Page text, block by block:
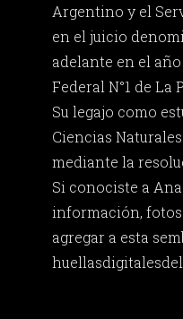
Argentino y el
en el juicio
adelante en el
Federal N°1 de La
Su legajo como
Ciencias
mediante la
Si conociste a
información, fotos
agregar a esta